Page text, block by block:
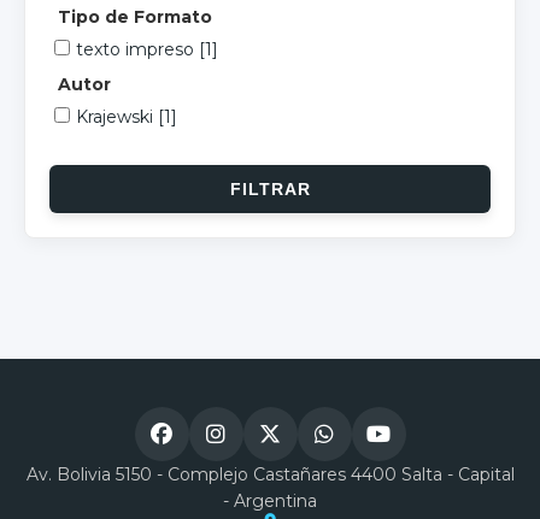
Tipo de Formato
texto impreso [1]
Autor
Krajewski [1]
Av. Bolivia 5150 - Complejo Castañares 4400 Salta - Capital
- Argentina